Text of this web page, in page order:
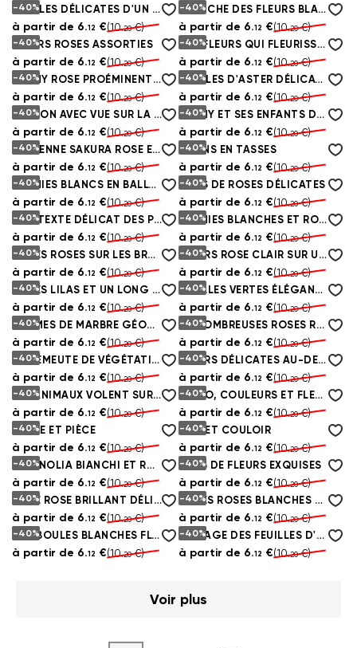
-40% PÉTALES DÉLICATES D'UN BOUTON DE ROSE
à partir de 6.12 €(10.20€)
-40% BRANCHE DES FLEURS BLANCHES ET ROSES
à partir de 6.12 €(10.20€)
-40%
FLEURS ROSES ASSORTIES
à partir de 6.12 €(10.20€)
-40% DES FLEURS QUI FLEURISSENT SUR L'EAU
à partir de 6.12 €(10.20€)
-40% PEONY ROSE PROÉMINENT DANS UN BOUQUET
à partir de 6.12 €(10.20€)
-40% PÉTALES D'ASTER DÉLICATES
à partir de 6.12 €(10.20€)
-40% BALCON AVEC VUE SUR LA MER
à partir de 6.12 €(10.20€)
-40% BUNNY ET SES ENFANTS DANS UN PARAPLUIE
à partir de 6.12 €(10.20€)
-40% ANCIENNE SAKURA ROSE EN FLEUR
à partir de 6.12 €(10.20€)
-40%
LAPINS EN TASSES
à partir de 6.12 €(10.20€)
-40% BUNNIES BLANCS EN BALLONS
à partir de 6.12 €(10.20€)
-40%
BUDS DE ROSES DÉLICATES
à partir de 6.12 €(10.20€)
-40% CONTEXTE DÉLICAT DES PLUMES
à partir de 6.12 €(10.20€)
-40% PEONIES BLANCHES ET ROSES DÉLICATES
à partir de 6.12 €(10.20€)
-40% ROSES ROSES SUR LES BRANCHES ARGENTÉES
à partir de 6.12 €(10.20€)
-40% FLEURS ROSE CLAIR SUR UN FOND ABSTRAIT
à partir de 6.12 €(10.20€)
-40% ROSES LILAS ET UN LONG COULOIR
à partir de 6.12 €(10.20€)
-40% FEUILLES VERTES ÉLÉGANTES
à partir de 6.12 €(10.20€)
-40% FORMES DE MARBRE GÉOMÉTRIQUE
à partir de 6.12 €(10.20€)
-40% DE NOMBREUSES ROSES ROSES DOUCES
à partir de 6.12 €(10.20€)
-40% UNE ÉMEUTE DE VÉGÉTATION TROPICALE
à partir de 6.12 €(10.20€)
-40% FLEURS DÉLICATES AU-DESSUS DE L'EAU
à partir de 6.12 €(10.20€)
-40% LES ANIMAUX VOLENT SUR DES BALLONS
à partir de 6.12 €(10.20€)
-40% STYLO, COULEURS ET FLEURS AQUARELLES
à partir de 6.12 €(10.20€)
-40%
ARBRE ET PIÈCE
à partir de 6.12 €(10.20€)
-40%
MUR ET COULOIR
à partir de 6.12 €(10.20€)
-40% MAGNOLIA BIANCHI ET ROSSI FLEURS SUR LES BRANCHES
à partir de 6.12 €(10.20€)
-40%
BUTS DE FLEURS EXQUISES
à partir de 6.12 €(10.20€)
-40% ROSE ROSE BRILLANT DÉLICAT
à partir de 6.12 €(10.20€)
-40% ROSES ROSES BLANCHES DÉLICATES SUR L'EAU
à partir de 6.12 €(10.20€)
-40% DES BOULES BLANCHES FLOTTANT SUR UN FOND DÉLICAT
à partir de 6.12 €(10.20€)
-40% PAYSAGE DES FEUILLES D'AUTOMNE SUR L'EAU
à partir de 6.12 €(10.20€)
Voir plus